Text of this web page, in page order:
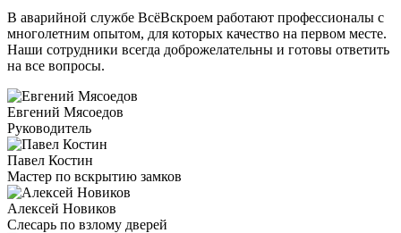
В аварийной службе ВсёВскроем работают профессионалы с
многолетним опытом, для которых качество на первом месте.
Наши сотрудники всегда доброжелательны и готовы ответить
на все вопросы.
Евгений Мясоедов
Руководитель
Павел Костин
Мастер по вскрытию замков
Алексей Новиков
Слесарь по взлому дверей